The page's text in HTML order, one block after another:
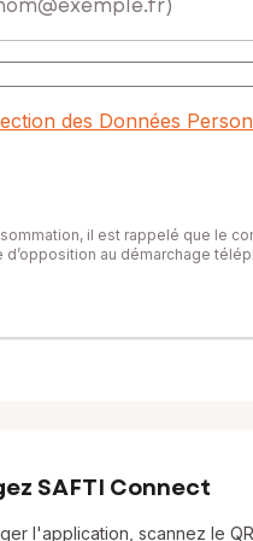
des Données
il est rappelé que le
au démarchage
SAFTI Connect
l'application, scannez le